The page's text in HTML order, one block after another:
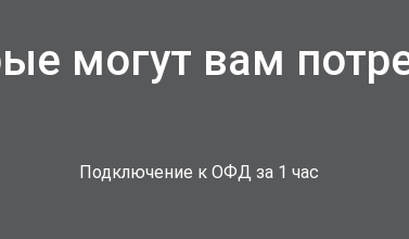
могут вам
Подключение к ОФД за 1 час